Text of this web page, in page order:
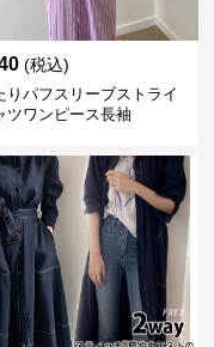
(税込)
りパフスリーブストライ
ツワンピース長袖